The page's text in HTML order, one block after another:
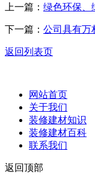
上一篇： 绿色环保、
下一篇： 公司具有万
返回列表页
网站首页
关于我们
装修建材知识
装修建材百科
联系我们
返回顶部